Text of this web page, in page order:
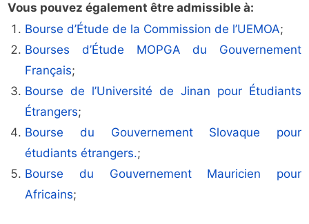
Vous pouvez également être admissible à:
Bourse d’Étude de la Commission de l’UEMOA;
Bourses d’Étude MOPGA du Gouvernement
Français;
Bourse de l’Université de Jinan pour Étudiants
Étrangers;
Bourse du Gouvernement Slovaque pour
étudiants étrangers.;
Bourse du Gouvernement Mauricien pour
Africains;